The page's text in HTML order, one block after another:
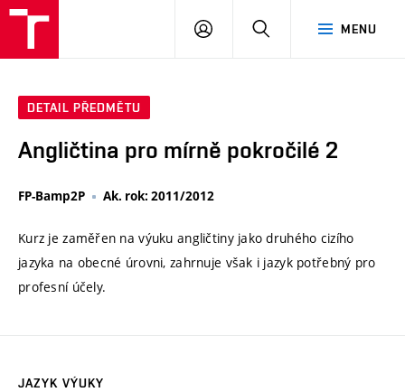
MENU
PŘIHLÁSIT
DETAIL PŘEDMĚTU
Angličtina pro mírně pokročilé 2
FP-Bamp2P Ak. rok: 2011/2012
Kurz je zaměřen na výuku angličtiny jako druhého cizího
jazyka na obecné úrovni, zahrnuje však i jazyk potřebný pro
profesní účely.
JAZYK VÝUKY